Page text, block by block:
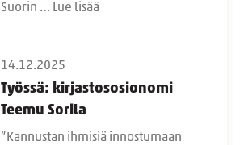
Suorin … Lue lisää
14.12.2025
Työssä: kirjastososionomi
Teemu Sorila
”Kannustan ihmisiä innostumaan